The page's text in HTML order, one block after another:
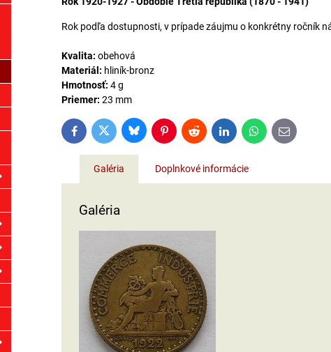
Rok podľa dostupnosti, v prípade záujmu o konkrétny ročník
Kvalita: obehová
Materiál: hliník-bronz
Hmotnosť: 4 g
Priemer: 23 mm
FacebookTwitter BlueskyPinterestReddit LinkedInWhatsApp
E-
mail
Galéria Doplnkové informácie
Galéria